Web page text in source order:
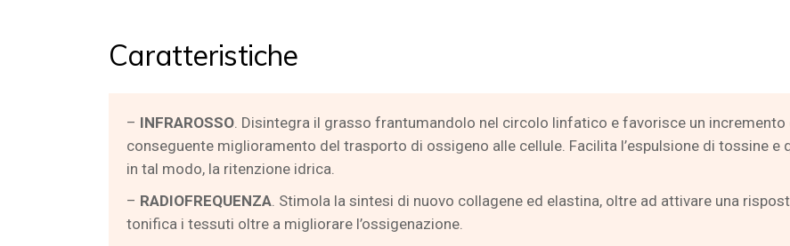
Caratteristiche
– INFRAROSSO. Disintegra il grasso frantumandolo nel circolo linfatico e favorisce un
conseguente miglioramento del trasporto di ossigeno alle cellule. Facilita l’espulsione di tossine
in tal modo, la ritenzione idrica.
– RADIOFREQUENZA. Stimola la sintesi di nuovo collagene ed elastina, oltre ad attivare una
tonifica i tessuti oltre a migliorare l’ossigenazione.